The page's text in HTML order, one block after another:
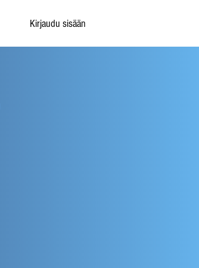
Kirjaudu sisään